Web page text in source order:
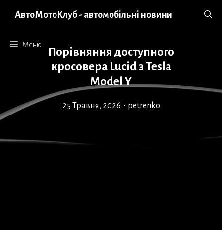
АвтоМотоКлуб - автомобільні новини
Меню
Порівняння доступного
кросовера Lucid з Tesla
Model Y
25 Травня, 2026 • petrenko